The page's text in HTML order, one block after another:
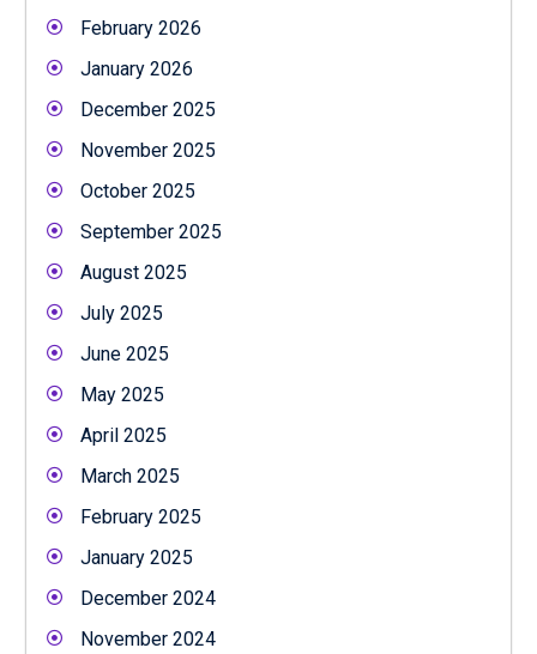
February 2026
January 2026
December 2025
November 2025
October 2025
September 2025
August 2025
July 2025
June 2025
May 2025
April 2025
March 2025
February 2025
January 2025
December 2024
November 2024